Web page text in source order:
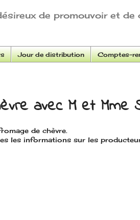
de promouvoir et
Jour de distribution Comptes-
avec M et Mme
de chèvre.
les informations sur les